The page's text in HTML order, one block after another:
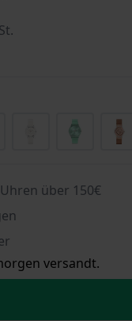
über 150€
versandt.